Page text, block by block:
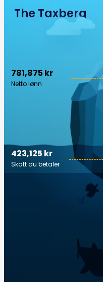
The Taxberg
781,875 kr
Netto lønn
423,125 kr
Skatt du betaler